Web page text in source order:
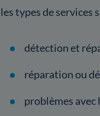
les types de services
détection et
réparation ou
problèmes avec